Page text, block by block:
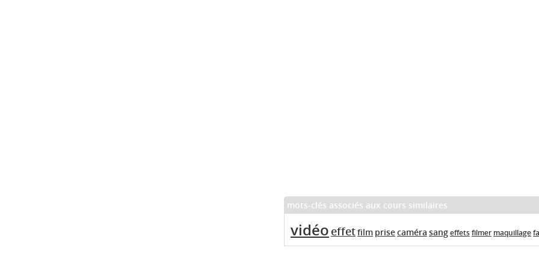
mots-clés associés aux cours similaires
vidéo effetfilm prisecaméra sangeffetsfilmer maquillage